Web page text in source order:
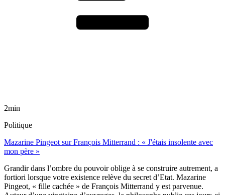
2min
Politique
Mazarine Pingeot sur François Mitterrand : « J'étais insolente avec
mon père »
Grandir dans l’ombre du pouvoir oblige à se construire autrement, a
fortiori lorsque votre existence relève du secret d’Etat. Mazarine
Pingeot, « fille cachée » de François Mitterrand y est parvenue.